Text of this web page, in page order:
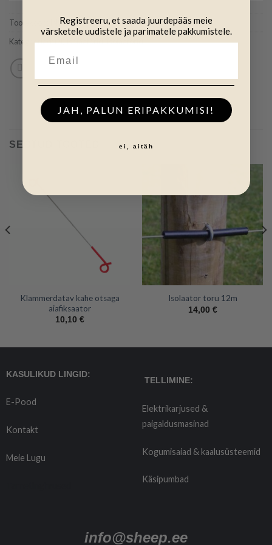
Tootekood:
INW325
Kategooriad:(N) Isolaatorid,Isolaatorid
SEOTUD TOOTED
Klammerdatav kahe otsaga
aiafiksaator
10,10 €
Isolaator toru 12m
14,00 €
KASULIKUD LINGID:
E-Pood
Kontakt
Meie Lugu
TELLIMINE:
Elektrikarjused &
paigaldusmasinad
Kogumisaiad & kaalusüsteemid
Käsipumbad
info@sheep.ee
Registreeru, et saada juurdepääs meie
värsketele uudistele ja parimatele pakkumistele.
JAH, PALUN ERIPAKKUMISI!
ei, aitäh